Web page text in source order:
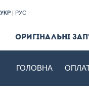
УКР | РУС
Оригінальні
ГОЛОВНА